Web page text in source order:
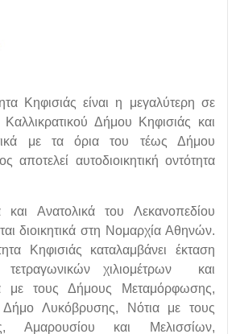
Κηφισιάς είναι η μεγαλύτερη σε
Δήμου Κηφισιάς και
με τα όρια του τέως Δήμου
αποτελεί αυτοδιοικητική οντότητα
και Ανατολικά του Λεκανοπεδίου
διοικητικά στη Νομαρχία Αθηνών.
Κηφισιάς καταλαμβάνει έκταση
χιλιομέτρων και
με τους Δήμους Μεταμόρφωσης,
Λυκόβρυσης, Νότια με τους
Αμαρουσίου και Μελισσίων,